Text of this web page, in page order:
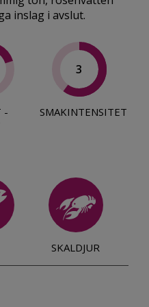
inslag i avslut.
-
3
SMAKINTENSITET
SKALDJUR